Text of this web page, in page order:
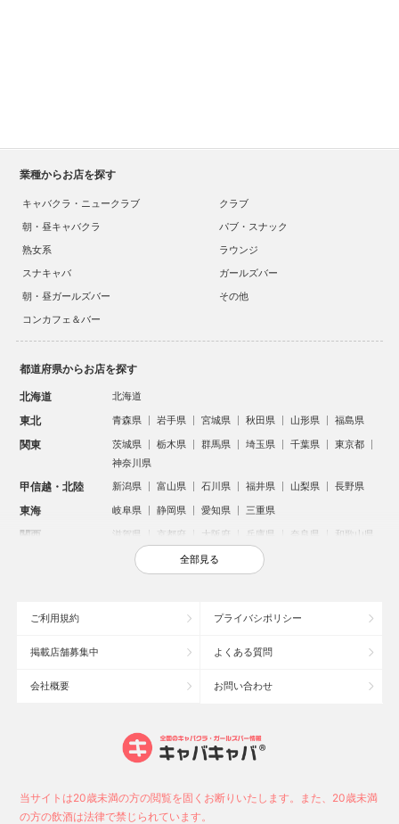
業種からお店を探す
キャバクラ・ニュークラブ
クラブ
朝・昼キャバクラ
パブ・スナック
熟女系
ラウンジ
スナキャバ
ガールズバー
朝・昼ガールズバー
その他
コンカフェ＆バー
都道府県からお店を探す
北海道 北海道
東北 青森県 岩手県 宮城県 秋田県 山形県 福島県
関東 茨城県 栃木県 群馬県 埼玉県 千葉県
東京都
神奈川県
甲信越・北陸 新潟県 富山県 石川県 福井県 山梨県 長野県
東海 岐阜県 静岡県 愛知県 三重県
関西 滋賀県 京都府 大阪府 兵庫県 奈良県 和歌山県
鳥取県 島根県 岡山県 広島県
沖縄県
大宮のキャバクラ
新潟市のキャバクラ
池袋駅（西口）のキャバクラ
中洲のキャバクラ
宇都宮市のキャバクラ
全部見る
ご利用規約 プライバシポリシー
掲載店舗募集中 よくある質問
会社概要 お問い合わせ
当サイトは20歳未満の方の閲覧を固くお断りいたします。また、20歳未満
の方の飲酒は法律で禁じられています。